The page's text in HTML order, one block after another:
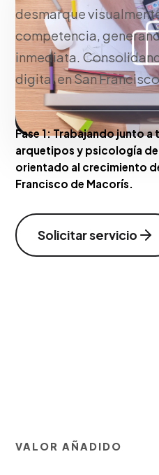
desmarque
competencia,
inmediata.
digital en San
Fase 1:Trabajando junto a
arquetipos y psicología
orientado al crecimiento
Francisco de Macorís.
Solicitar servicio
VALOR AÑADIDO